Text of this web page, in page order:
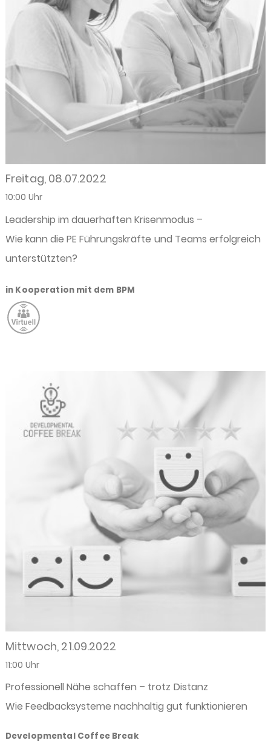
Freitag, 08.07.2022
10:00 Uhr
Leadership im dauerhaften Krisenmodus –
Wie kann die PE Führungskräfte und Teams erfolgreich
unterstützten?
in Kooperation mit dem BPM
Mittwoch, 21.09.2022
11:00 Uhr
Professionell Nähe schaffen – trotz Distanz
Wie Feedbacksysteme nachhaltig gut funktionieren
Developmental Coffee Break